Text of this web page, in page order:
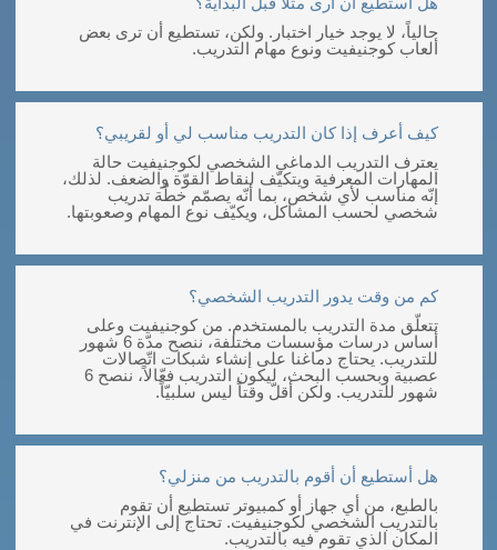
حالياً، لا يوجد خيار اختبار. ولكن، تستطيع أن ترى بعض
ألعاب كوجنيفيت ونوع مهام التدريب.
كيف أعرف إذا كان التدريب مناسب لي أو لقريبي؟
يعترف التدريب الدماغي الشخصي لكوجنيفيت حالة
المهارات المعرفية ويتكيّف لنقاط القوّة والضعف. لذلك،
إنّه مناسب لأي شخص، بما أنّه يصمّم خطّة تدريب
شخصي لحسب المشاكل، ويكيّف نوع المهام وصعوبتها.
كم من وقت يدور التدريب الشخصي؟
تتعلّق مدة التدريب بالمستخدم. من كوجنيفيت وعلى
أساس درسات مؤسسات مختلفة، ننصح مدّة 6 شهور
للتدريب. يحتاج دماغنا على إنشاء شبكات اتّصالات
عصبية وبحسب البحث، ليكون التدريب فعّالاً، ننصح 6
شهور للتدريب. ولكن أقلّ وقتاً ليس سلبيّاً.
هل أستطيع أن أقوم بالتدريب من منزلي؟
بالطبع، من أي جهاز أو كمبيوتر تستطيع أن تقوم
بالتدريب الشخصي لكوجنيفيت. تحتاج إلى الإنترنت في
المكان الذي تقوم فيه بالتدريب.